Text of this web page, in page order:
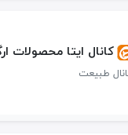
کانال ایتا محصولات
طبیعت